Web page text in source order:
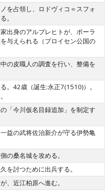
を占領し、ロドヴィコ＝スフォ
。
出身のアルブレヒトが、ポーラ
与えられる（プロイセン公国の
の皮職人の調査を行い、整備を
。42歳（誕生:永正7(1510)）。
「今川仮名目録追加」を制定す
益の武将佐治新介が守る伊勢亀
の桑名城を攻める。
を討つために出兵する。
、近江柏原へ進む。